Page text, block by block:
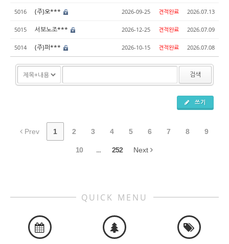
5016 (주)오*** 2026-09-25 견적완료 2026.07.13
5015 서보노조*** 2026-12-25 견적완료 2026.07.09
5014 (주)퍼*** 2026-10-15 견적완료 2026.07.08
검색
쓰기
Prev 1 2 3 4 5 6 7 8 9
10 ... 252 Next
QUICK MENU